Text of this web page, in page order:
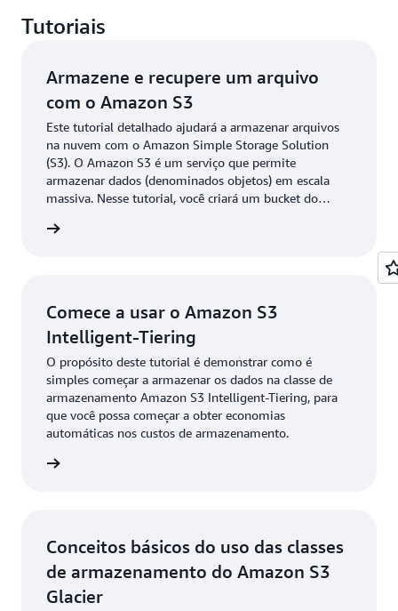
Tutoriais
Armazene e recupere um arquivo
com o Amazon S3
Este tutorial detalhado ajudará a armazenar arquivos
na nuvem com o Amazon Simple Storage Solution
(S3). O Amazon S3 é um serviço que permite
armazenar dados (denominados objetos) em escala
massiva. Nesse tutorial, você criará um bucket do
excluirá esse arquivo.
Comece a usar o Amazon S3
Intelligent-Tiering
O propósito deste tutorial é demonstrar como é
simples começar a armazenar os dados na classe de
armazenamento Amazon S3 Intelligent-Tiering, para
que você possa começar a obter economias
automáticas nos custos de armazenamento.
Conceitos básicos do uso das classes
de armazenamento do Amazon S3
Glacier